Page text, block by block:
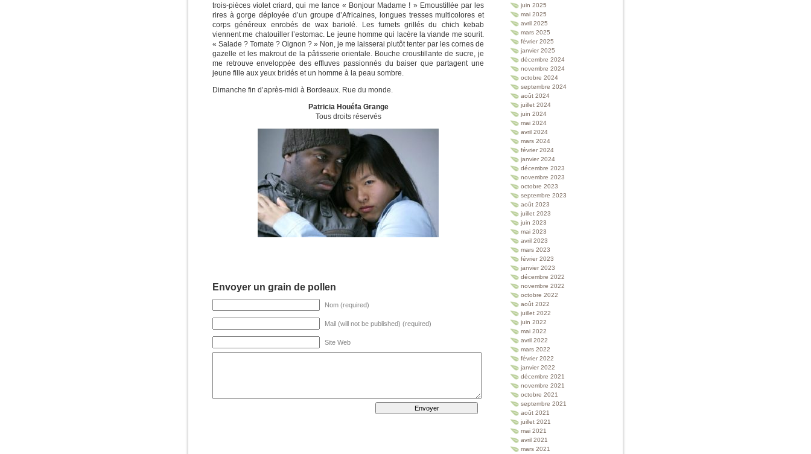
trois-pièces violet criard, qui me lance « Bonjour Madame ! » Emoustillée par les
rires à gorge déployée d’un groupe d’Africaines, longues tresses multicolores et
corps généreux enrobés de wax bariolé. Les fumets grillés du chich kebab
viennent me chatouiller l’estomac. Le jeune homme qui lacère la viande me sourit.
« Salade ? Tomate ? Oignon ? » Non, je me laisserai plutôt tenter par les cornes de
gazelle et les makrout de la pâtisserie orientale. Bouche croustillante de sucre, je
me retrouve enveloppée des effluves passionnés du baiser que partagent une
jeune fille aux yeux bridés et un homme à la peau sombre.
Dimanche fin d’après-midi à Bordeaux. Rue du monde.
Patricia Houéfa Grange
Tous droits réservés
Envoyer un grain de pollen
Nom (required)
Mail (will not be published) (required)
Site Web
juin 2025
mai 2025
avril 2025
mars 2025
février 2025
janvier 2025
décembre 2024
novembre 2024
octobre 2024
septembre 2024
août 2024
juillet 2024
juin 2024
mai 2024
avril 2024
mars 2024
février 2024
janvier 2024
décembre 2023
novembre 2023
octobre 2023
septembre 2023
août 2023
juillet 2023
juin 2023
mai 2023
avril 2023
mars 2023
février 2023
janvier 2023
décembre 2022
novembre 2022
octobre 2022
août 2022
juillet 2022
juin 2022
mai 2022
avril 2022
mars 2022
février 2022
janvier 2022
décembre 2021
novembre 2021
octobre 2021
septembre 2021
août 2021
juillet 2021
mai 2021
avril 2021
mars 2021